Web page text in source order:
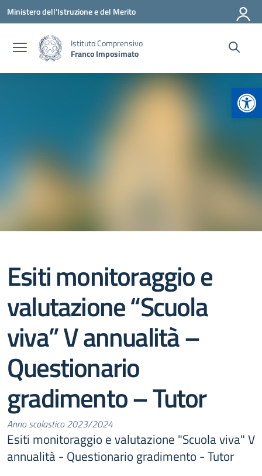
Vai ai contenuti
Vai al menu di navigazione
Vai al footer
Ministero dell'Istruzione e del Merito
Istituto Comprensivo
Franco Imposimato
Esiti monitoraggio e
valutazione “Scuola
viva” V annualità –
Questionario
gradimento – Tutor
Anno scolastico 2023/2024
Esiti monitoraggio e valutazione "Scuola viva" V
annualità - Questionario gradimento - Tutor